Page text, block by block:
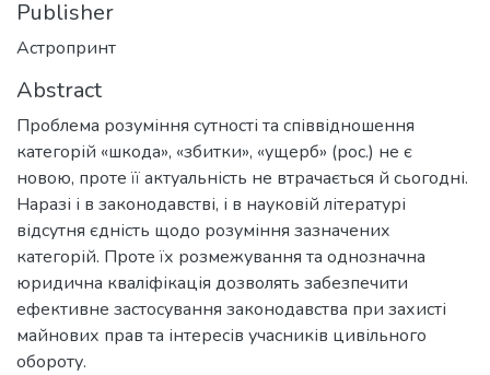
Publisher
Астропринт
Abstract
Проблема розуміння сутності та співвідношення
категорій «шкода», «збитки», «ущерб» (рос.) не є
новою, проте її актуальність не втрачається й сьогодні.
Наразі і в законодавстві, і в науковій літературі
відсутня єдність щодо розуміння зазначених
категорій. Проте їх розмежування та однозначна
юридична кваліфікація дозволять забезпечити
ефективне застосування законодавства при захисті
майнових прав та інтересів учасників цивільного
обороту.